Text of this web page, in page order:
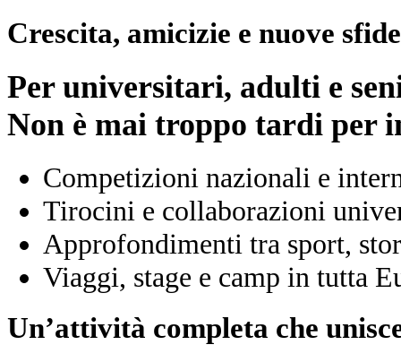
Crescita, amicizie e nuove
Per universitari, adulti e
Non è mai troppo tardi per
Competizioni nazionali e
Tirocini e collaborazioni
Approfondimenti tra sport,
Viaggi, stage e camp in tutta
Un’attività completa che